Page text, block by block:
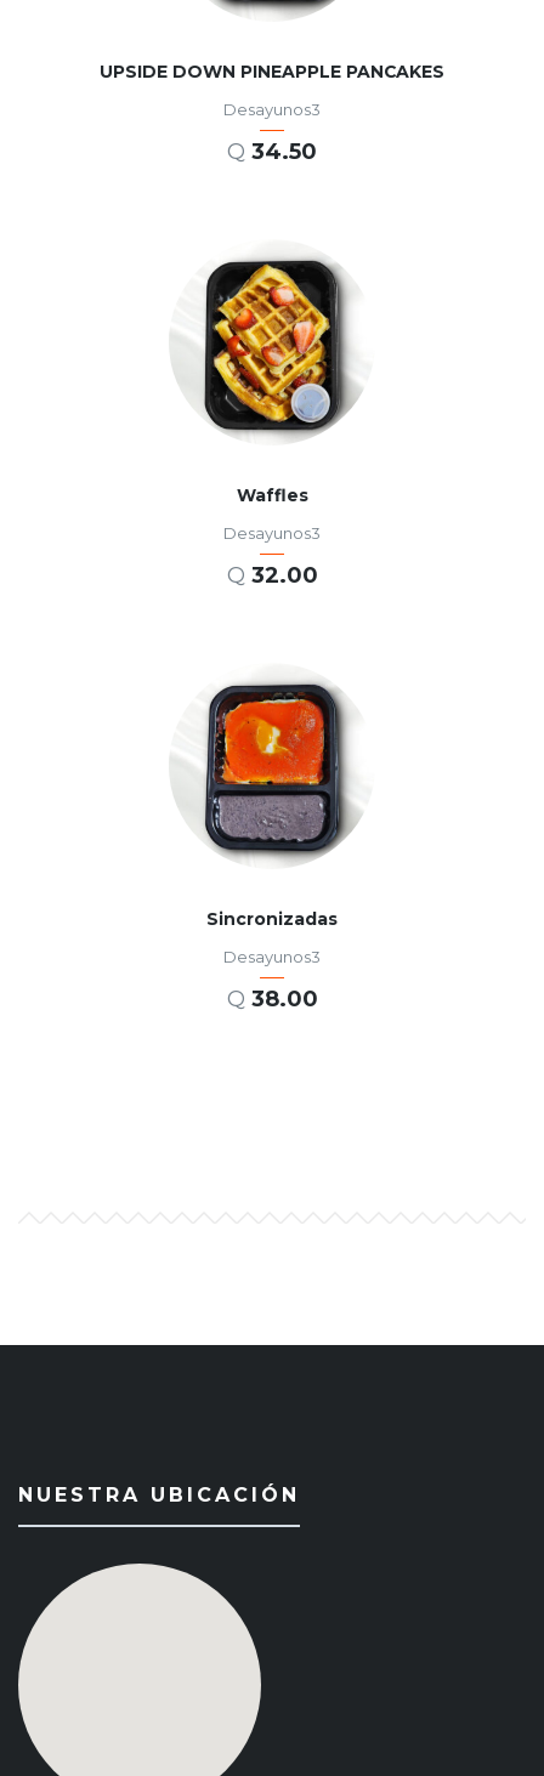
UPSIDE DOWN PINEAPPLE PANCAKES
Desayunos3
Q 34.50
Waffles
Desayunos3
Q 32.00
Sincronizadas
Desayunos3
Q 38.00
NUESTRA UBICACIÓN